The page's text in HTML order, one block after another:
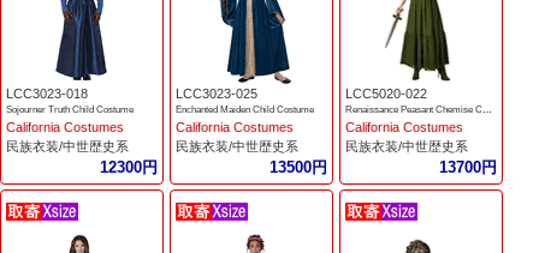
LCC3023-018
Sojourner Truth Child Costume
California Costumes
民族衣装/中世歴史系
12300円
LCC3023-025
Enchanted Maiden Child Costume
California Costumes
民族衣装/中世歴史系
13500円
LCC5020-022
California Costumes
民族衣装/中世歴史系
13700円